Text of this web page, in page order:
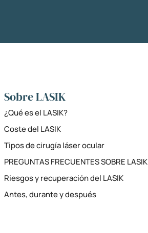
Sobre LASIK
¿Qué es el LASIK?
Coste del LASIK
Tipos de cirugía láser ocular
PREGUNTAS FRECUENTES SOBRE LASIK
Riesgos y recuperación del LASIK
Antes, durante y después